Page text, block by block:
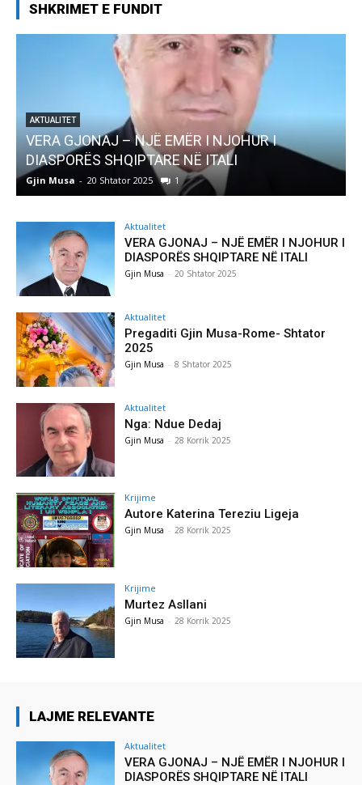
SHKRIMET E FUNDIT
AKTUALITET
Pregaditi Gjin Musa-Rome- Shtator 2025
Gjin Musa 8 Shtator 2025 0
Aktualitet
VERA GJONAJ – NJË EMËR I NJOHUR I
DIASPORËS SHQIPTARE NË ITALI
Gjin Musa - 20 Shtator 2025
Aktualitet
Pregaditi Gjin Musa-Rome- Shtator
2025
Gjin Musa - 8 Shtator 2025
Aktualitet
Nga: Ndue Dedaj
Gjin Musa - 28 Korrik 2025
Krijime
Autore Katerina Tereziu Ligeja
Gjin Musa - 28 Korrik 2025
Krijime
Murtez Asllani
Gjin Musa - 28 Korrik 2025
LAJME RELEVANTE
Aktualitet
VERA GJONAJ – NJË EMËR I NJOHUR I
DIASPORËS SHQIPTARE NË ITALI